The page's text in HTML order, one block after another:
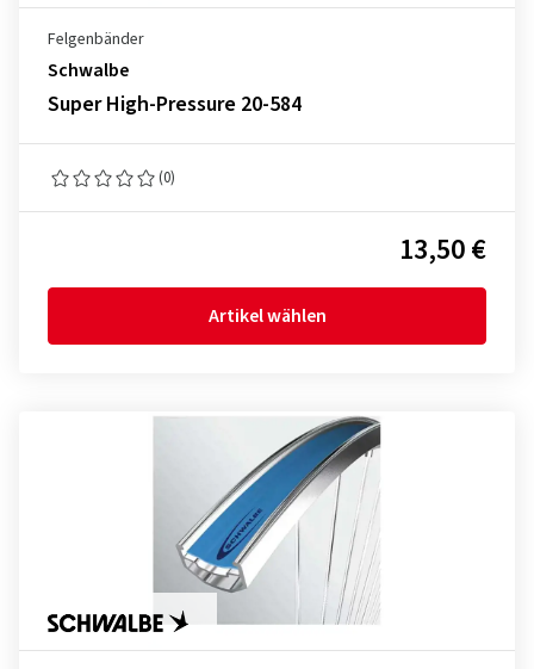
Felgenbänder
Schwalbe
Super High-Pressure 20-584
(0)
13,50 €
Artikel wählen